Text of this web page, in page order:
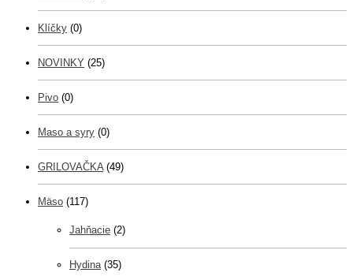
Klíčky (0)
NOVINKY (25)
Pivo (0)
Maso a syry (0)
GRILOVAČKA (49)
Mäso (117)
Jahňacie (2)
Hydina (35)